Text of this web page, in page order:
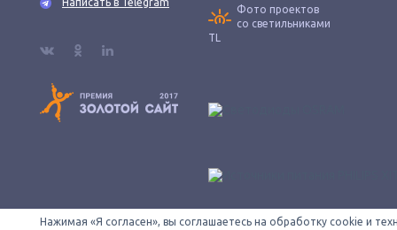
Фото проектов
со светильниками
TL
Нажимая «Я согласен», вы соглашаетесь на обработку cookie и